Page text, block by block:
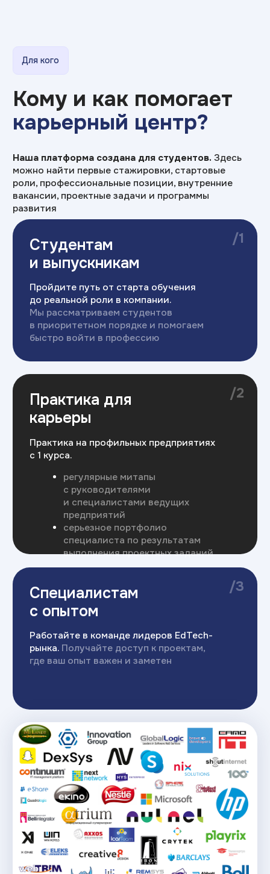
в приоритетном порядке и помогаем
быстро войти в профессию
Специалистам
с опытом
Работайте в команде лидеров EdTech-
рынка. Получайте доступ к проектам,
где ваш опыт важен и заметен
/3
карьеры
Практика на профильных предприятиях
с 1 курса.
регулярные митапы
с руководителями
серьезное портфолио
специалиста по результатам
выполнения проектных заданий
карьерного центра:
Волонтерские проекты
Открытая защита курсовых проектов
перед работодателями
Темы дипломов — реальные задачи
от компаний
Внутренняя база стажировок
и вакансий
Портфолио-ревью и симуляция
технических собеседований
Наши партнеры